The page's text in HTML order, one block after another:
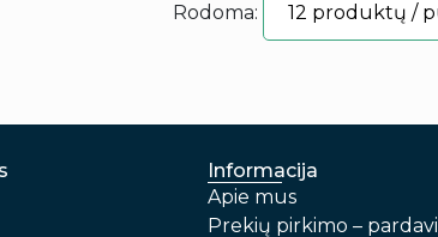
Rodoma:
Informacija
Apie mus
Prekių pirkimo –